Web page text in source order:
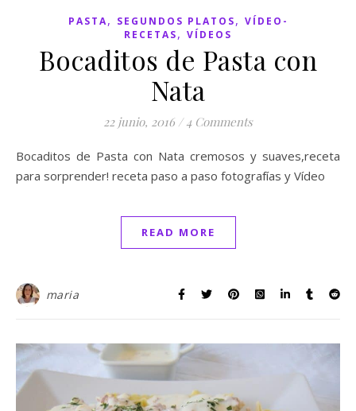
PASTA, SEGUNDOS PLATOS, VÍDEO-
RECETAS, VÍDEOS
Bocaditos de Pasta con
Nata
22 junio, 2016 / 4 Comments
Bocaditos de Pasta con Nata cremosos y suaves,receta
para sorprender! receta paso a paso fotografías y Vídeo
READ MORE
maria